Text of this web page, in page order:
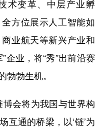
术变革、中层产业孵
方位展示人工智能如
业航天等新兴产业和
企业，将“秀”出前沿赛
勃生机。
会将为我国与世界构
互通的桥梁，以‘链’为